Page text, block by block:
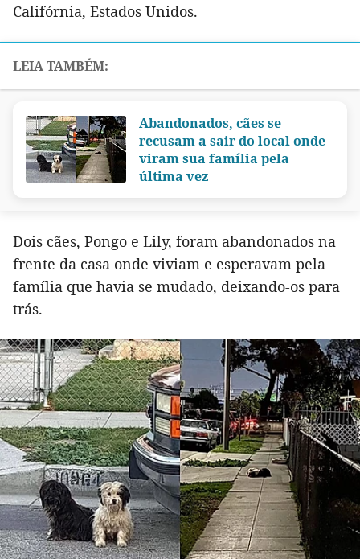
Califórnia, Estados Unidos.
Abandonados, cães se
recusam a sair do local onde
viram sua família pela
última vez
Dois cães, Pongo e Lily, foram abandonados na
frente da casa onde viviam e esperavam pela
família que havia se mudado, deixando-os para
trás.